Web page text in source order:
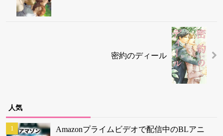
密約のディール
人気
Amazonプライムビデオで配信中のBLアニ